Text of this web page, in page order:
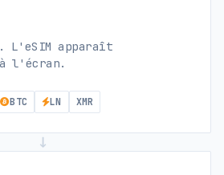
L'eSIM apparaît
l'écran.
BTC LN XMR
→